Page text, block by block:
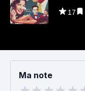
17
Ma note